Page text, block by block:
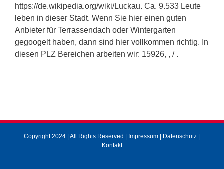
https://de.wikipedia.org/wiki/Luckau. Ca. 9.533 Leute
leben in dieser Stadt. Wenn Sie hier einen guten
Anbieter für Terrassendach oder Wintergarten
gegoogelt haben, dann sind hier vollkommen richtig. In
diesen PLZ Bereichen arbeiten wir: 15926, , / .
Copyright 2024 | All Rights Reserved | Impressum | Datenschutz |
Kontakt